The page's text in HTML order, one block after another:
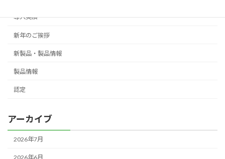
導入実績
新年のご挨拶
新製品・製品情報
製品情報
認定
アーカイブ
2026年7月
2026年6月